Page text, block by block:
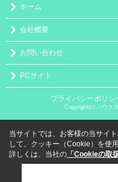
ホーム
会社概要
お問い合わせ
PCサイト
プライバシーポリシ
Copyright(c) ハウス
当サイトでは、お客様の当サイ
して、クッキー（Cookie）を使
詳しくは、当社の 「Cookieの取